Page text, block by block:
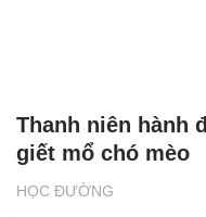
HỌC ĐƯỜNG
Thanh niên hành
giết mổ chó mèo